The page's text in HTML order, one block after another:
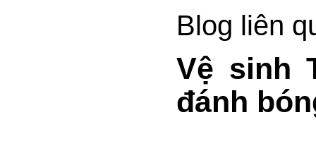
Blog liên
Vệ sinh
đánh